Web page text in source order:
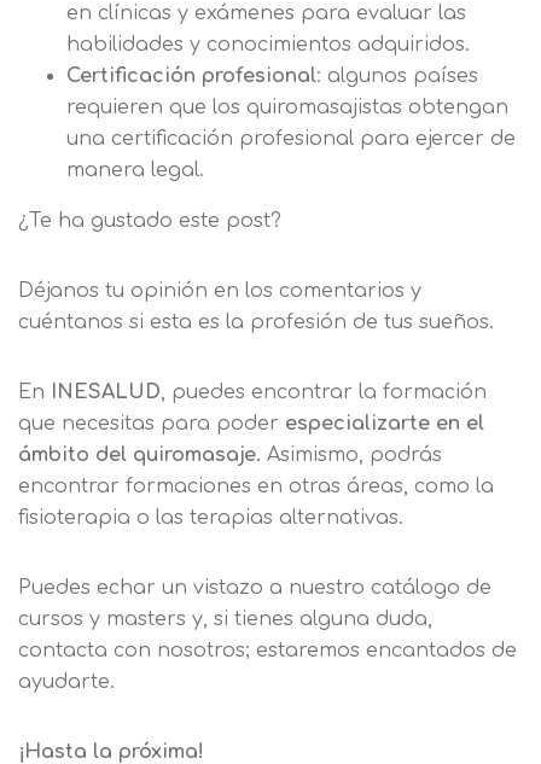
en clínicas y exámenes para evaluar las
habilidades y conocimientos adquiridos.
Certificación profesional: algunos países
requieren que los quiromasajistas obtengan
una certificación profesional para ejercer de
manera legal.
¿Te ha gustado este post?
Déjanos tu opinión en los comentarios y
cuéntanos si esta es la profesión de tus sueños.
En INESALUD, puedes encontrar la formación
que necesitas para poder especializarte en el
ámbito del quiromasaje. Asimismo, podrás
encontrar formaciones en otras áreas, como la
fisioterapia o las terapias alternativas.
Puedes echar un vistazo a nuestro catálogo de
cursos y masters y, si tienes alguna duda,
contacta con nosotros; estaremos encantados de
ayudarte.
¡Hasta la próxima!